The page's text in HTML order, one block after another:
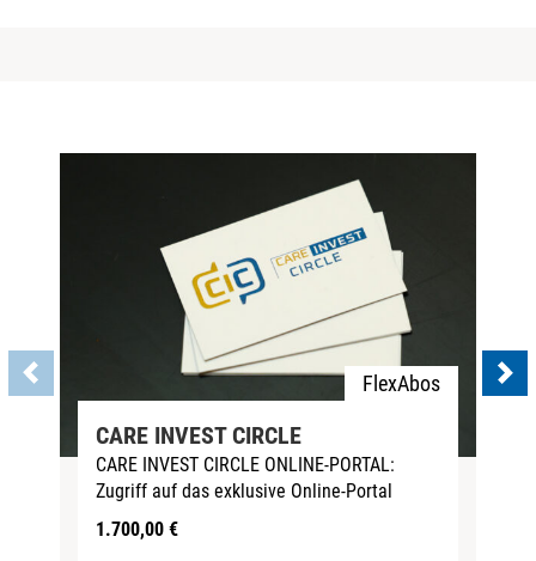
FlexAbos
CARE INVEST CIRCLE
CARE INVEST CIRCLE ONLINE-PORTAL:
Zugriff auf das exklusive Online-Portal
1.700,00 €